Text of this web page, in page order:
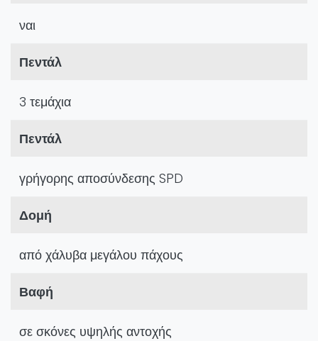
ναι
Πεντάλ
3 τεμάχια
Πεντάλ
γρήγορης αποσύνδεσης SPD
Δομή
από χάλυβα μεγάλου πάχους
Βαφή
σε σκόνες υψηλής αντοχής